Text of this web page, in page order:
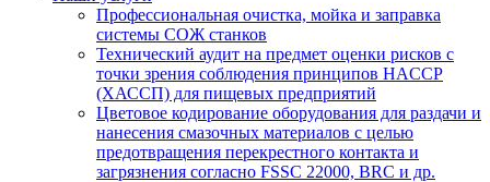
Профессиональная очистка, мойка и заправка
системы СОЖ станков
Технический аудит на предмет оценки рисков с
точки зрения соблюдения принципов HACCP
(ХАССП) для пищевых предприятий
Цветовое кодирование оборудования для раздачи и
нанесения смазочных материалов с целью
предотвращения перекрестного контакта и
загрязнения согласно FSSC 22000, BRC и др.